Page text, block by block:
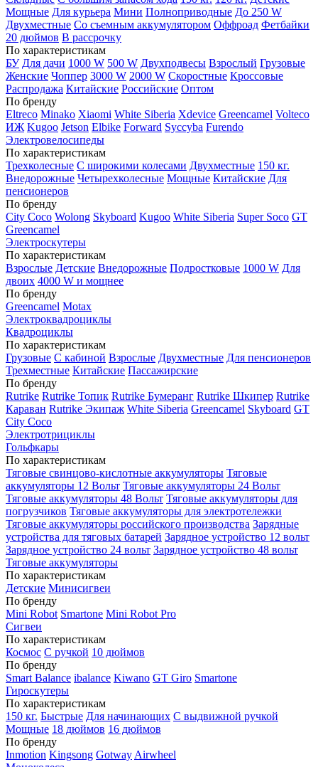
Мощные Для курьера Мини Полноприводные До 250 W
Двухместные Со съемным аккумулятором Оффроад Фетбайки
20 дюймов В рассрочку
По характеристикам
БУ Для дачи 1000 W 500 W Двухподвесы Взрослый Грузовые
Женские Чоппер 3000 W 2000 W Скоростные Кроссовые
Распродажа Китайские Российские Оптом
По бренду
Eltreco Minako Xiaomi White Siberia Xdevice Greencamel Volteco
ИЖ Kugoo Jetson Elbike Forward Syccyba Furendo
Электровелосипеды
По характеристикам
Трехколесные С широкими колесами Двухместные 150 кг.
Внедорожные Четырехколесные Мощные Китайские Для
пенсионеров
По бренду
City Coco Wolong Skyboard Kugoo White Siberia Super Soco GT
Greencamel
Электроскутеры
По характеристикам
Взрослые Детские Внедорожные Подростковые 1000 W Для
двоих 4000 W и мощнее
По бренду
Greencamel Motax
Электроквадроциклы
Квадроциклы
По характеристикам
Грузовые С кабиной Взрослые Двухместные Для пенсионеров
Трехместные Китайские Пассажирские
По бренду
Rutrike Rutrike Топик Rutrike Бумеранг Rutrike Шкипер Rutrike
Караван Rutrike Экипаж White Siberia Greencamel Skyboard GT
City Coco
Электротрициклы
Гольфкары
По характеристикам
Тяговые свинцово-кислотные аккумуляторы Тяговые
аккумуляторы 12 Вольт Тяговые аккумуляторы 24 Вольт
Тяговые аккумуляторы 48 Вольт Тяговые аккумуляторы для
погрузчиков Тяговые аккумуляторы для электротележки
Тяговые аккумуляторы российского производства Зарядные
устройства для тяговых батарей Зарядное устройство 12 вольт
Зарядное устройство 24 вольт Зарядное устройство 48 вольт
Тяговые аккумуляторы
По характеристикам
Детские Минисигвеи
По бренду
Mini Robot Smartone Mini Robot Pro
Сигвеи
По характеристикам
Космос С ручкой 10 дюймов
По бренду
Smart Balance ibalance Kiwano GT Giro Smartone
Гироскутеры
По характеристикам
150 кг. Быстрые Для начинающих С выдвижной ручкой
Мощные 18 дюймов 16 дюймов
По бренду
Inmotion Kingsong Gotway Airwheel